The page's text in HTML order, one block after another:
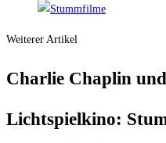
Weiterer Artikel
Char­lie Chap­lin
Licht­spiel­ki­no: